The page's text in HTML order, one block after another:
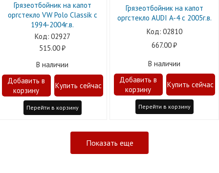
Грязеотбойник на капот
оргстекло VW Polo Classik c
1994-2004г.в.
02927
515.00
В наличии
Перейти в корзину
Грязеотбойник на капот
оргстекло AUDI A-4 c 2005г.в.
02810
667.00
В наличии
Перейти в корзину
Показать еще